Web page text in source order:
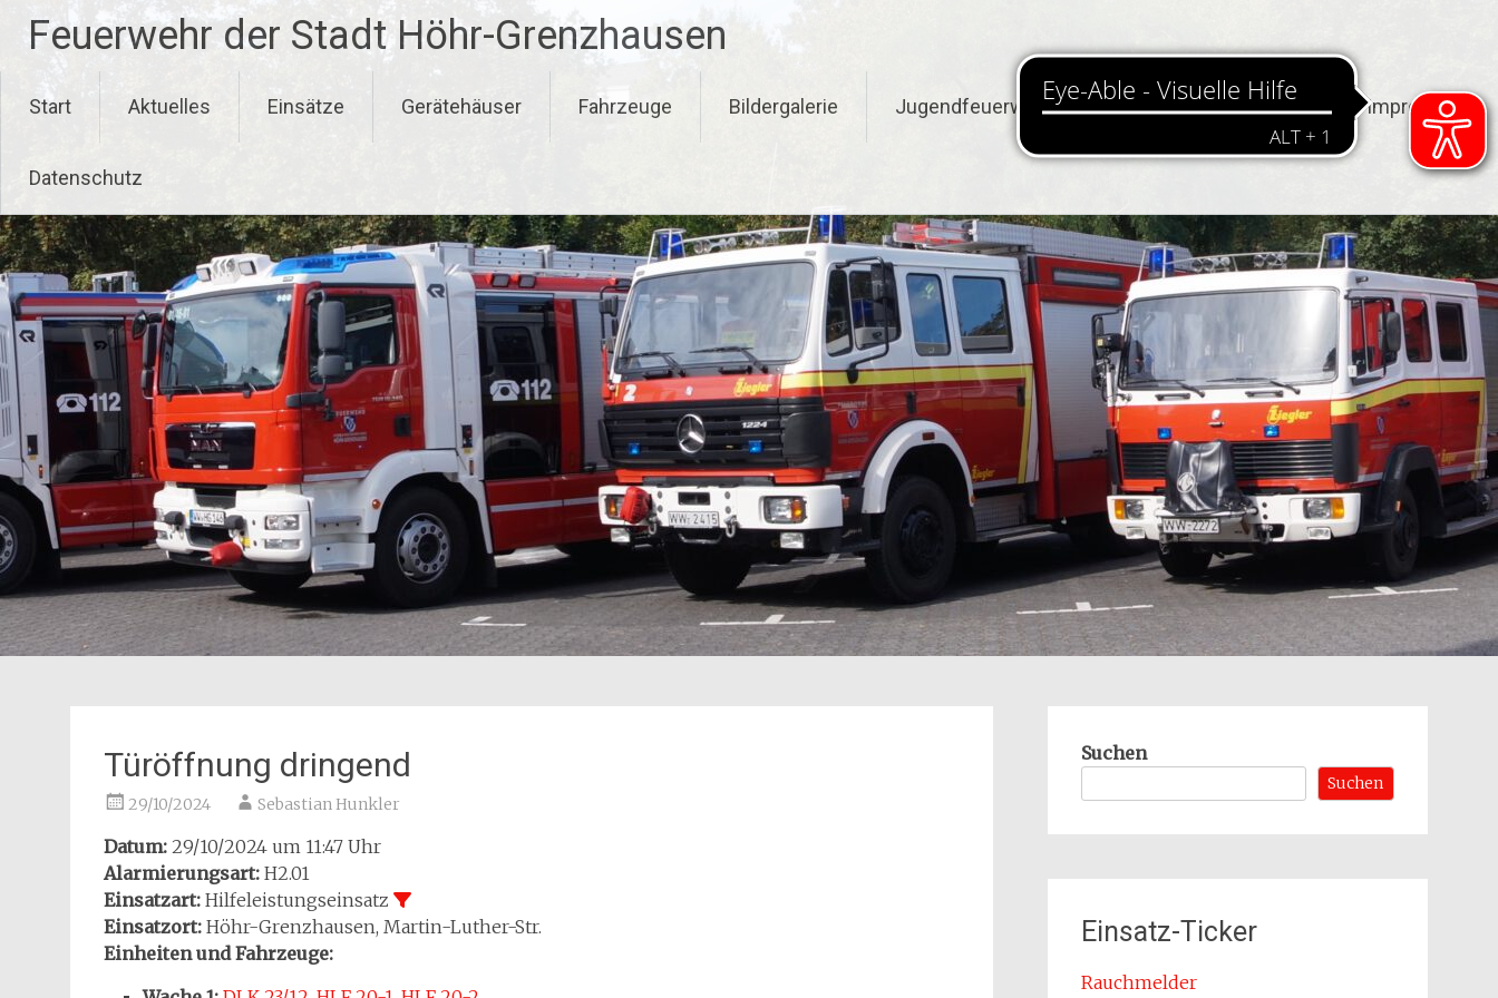
Inhalt
springen
Feuerwehr der Stadt Höhr-Grenzhausen
Start Aktuelles Einsätze Gerätehäuser Fahrzeuge Bildergalerie Jugendfeuerwehr Termine Kontakt Impressum
Datenschutz
Türöffnung dringend
29/10/2024 Sebastian Hunkler
Datum: 29/10/2024 um 11:47 Uhr
Alarmierungsart: H2.01
Einsatzart: Hilfeleistungseinsatz
Einsatzort: Höhr-Grenzhausen, Martin-Luther-Str.
Einheiten und Fahrzeuge:
Suchen
Suchen
Einsatz-Ticker
Rauchmelder